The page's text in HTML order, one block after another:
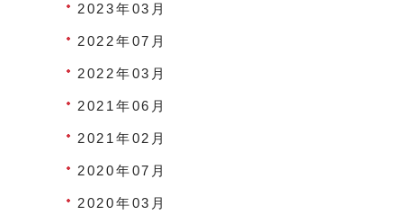
2023年03月
2022年07月
2022年03月
2021年06月
2021年02月
2020年07月
2020年03月